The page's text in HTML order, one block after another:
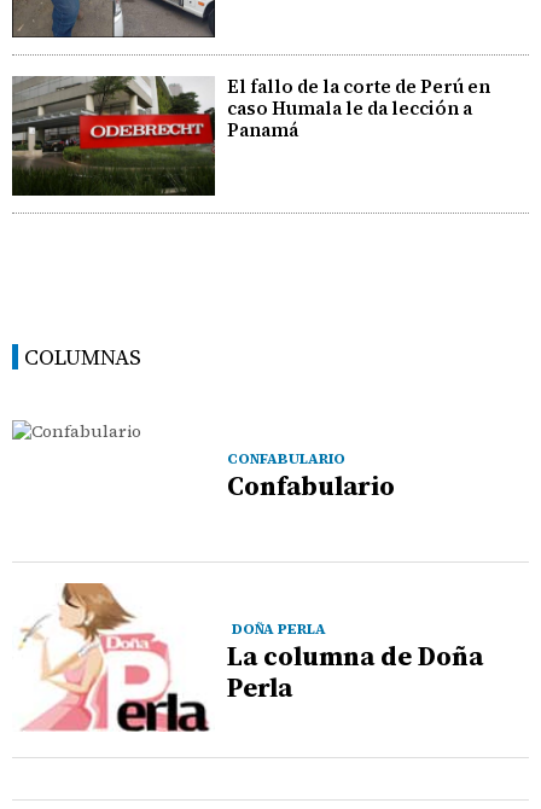
El fallo de la corte de Perú en
caso Humala le da lección a
Panamá
COLUMNAS
CONFABULARIO
Confabulario
DOÑA PERLA
La columna de Doña
Perla